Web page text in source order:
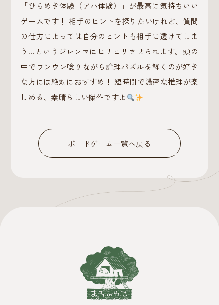
「ひらめき体験（アハ体験）」が最高に気持ちいい
ゲームです！ 相手のヒントを探りたいけれど、質問
の仕方によっては自分のヒントも相手に透けてしま
う…というジレンマにヒリヒリさせられます。頭の
中でウンウン唸りながら論理パズルを解くのが好き
な方には絶対におすすめ！ 短時間で濃密な推理が楽
しめる、素晴らしい傑作ですよ
ボードゲーム一覧へ戻る